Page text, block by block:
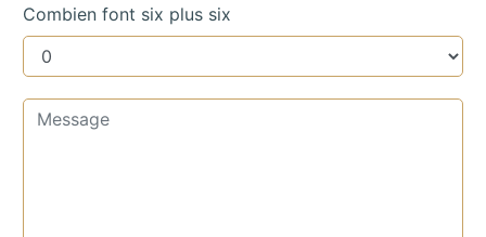
Combien font six plus six